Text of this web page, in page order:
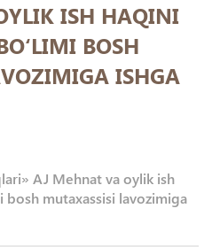
ISH HAQINI
BOSH
ISHGA
AJ Mehnat va oylik ish
mutaxassisi lavozimiga